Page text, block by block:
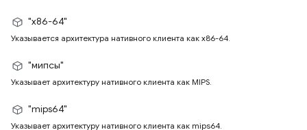
"x86-64"
Указывается архитектура нативного клиента как x86-64.
"мипсы"
Указывает архитектуру нативного клиента как MIPS.
"mips64"
Указывает архитектуру нативного клиента как mips64.